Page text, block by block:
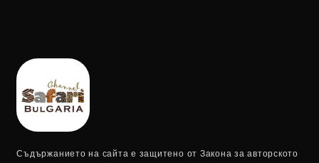
Съдържанието на сайта е защитено от Закона за авторското